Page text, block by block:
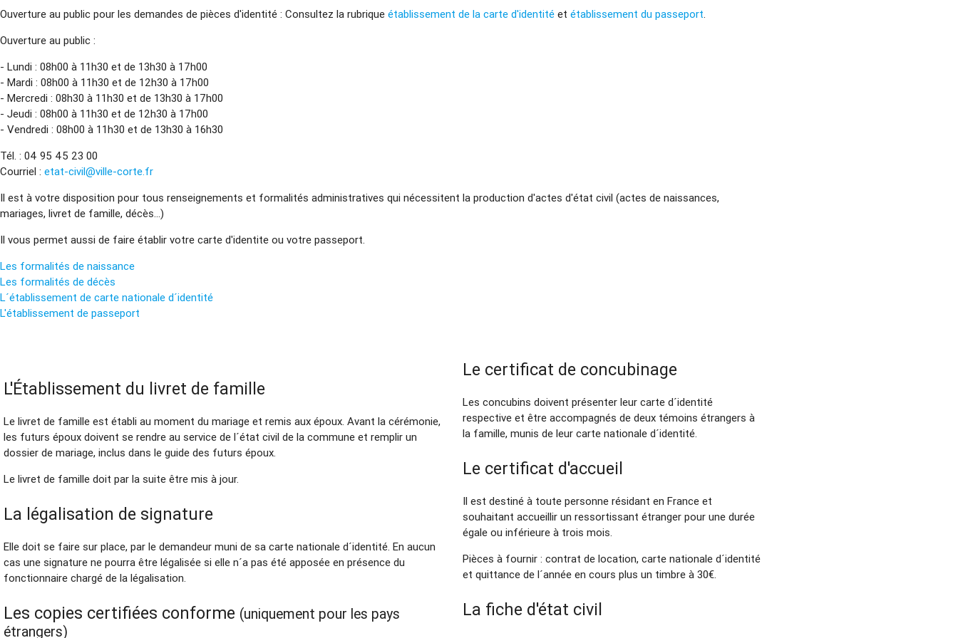
Ouverture au public pour les demandes de pièces d'identité : Consultez la rubrique établissement de la carte d'identité et établissement du passeport
Ouverture au public :
- Lundi : 08h00 à 11h30 et de 13h30 à 17h00
- Mardi : 08h00 à 11h30 et de 12h30 à 17h00
- Mercredi : 08h30 à 11h30 et de 13h30 à 17h00
- Jeudi : 08h00 à 11h30 et de 12h30 à 17h00
- Vendredi : 08h00 à 11h30 et de 13h30 à 16h30
Tél. : 04 95 45 23 00
Courriel : etat-civil@ville-corte.fr
Il est à votre disposition pour tous renseignements et formalités administratives qui nécessitent la production d'actes d'état civil (actes de naissances,
mariages, livret de famille, décès...)
Il vous permet aussi de faire établir votre carte d'identite ou votre passeport.
Les formalités de naissance
Les formalités de décès
L´établissement de carte nationale d´identité
L'établissement de passeport
L'Établissement du livret de famille
Le livret de famille est établi au moment du mariage et remis aux époux. Avant la cérémonie,
les futurs époux doivent se rendre au service de l´état civil de la commune et remplir un
dossier de mariage, inclus dans le guide des futurs époux.
Le livret de famille doit par la suite être mis à jour.
La légalisation de signature
Elle doit se faire sur place, par le demandeur muni de sa carte nationale d´identité. En aucun
cas une signature ne pourra être légalisée si elle n´a pas été apposée en présence du
fonctionnaire chargé de la légalisation.
Les copies certifiées conforme (uniquement pour les pays
étrangers)
Le certificat de concubinage
Les concubins doivent présenter leur carte d´identité
respective et être accompagnés de deux témoins étrangers à
la famille, munis de leur carte nationale d´identité.
Le certificat d'accueil
Il est destiné à toute personne résidant en France et
souhaitant accueillir un ressortissant étranger pour une durée
égale ou inférieure à trois mois.
Pièces à fournir : contrat de location, carte nationale d´identité
et quittance de l´année en cours plus un timbre à 30€.
La fiche d'état civil